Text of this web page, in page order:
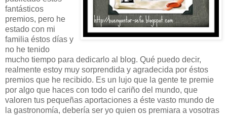
fantásticos
premios, pero he
estado con mi
familia éstos días y
no he tenido
mucho tiempo para dedicarlo al blog. Qué puedo decir,
realmente estoy muy sorprendida y agradecida por éstos
premios que he recibido. Es un lujo que la gente te premie
por algo que haces con todo el cariño del mundo, que
valoren tus pequeñas aportaciones a éste vasto mundo de
la gastronomía, debería ser yo quien os premiara a vosotras